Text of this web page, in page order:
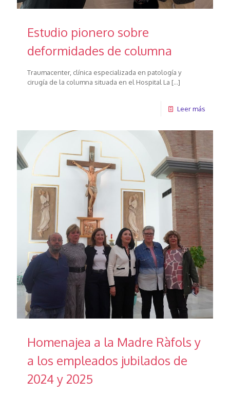
Estudio pionero sobre
deformidades de columna
Traumacenter, clínica especializada en patología y
cirugía de la columna situada en el Hospital La […]
Leer más
Homenajea a la Madre Ràfols y
a los empleados jubilados de
2024 y 2025